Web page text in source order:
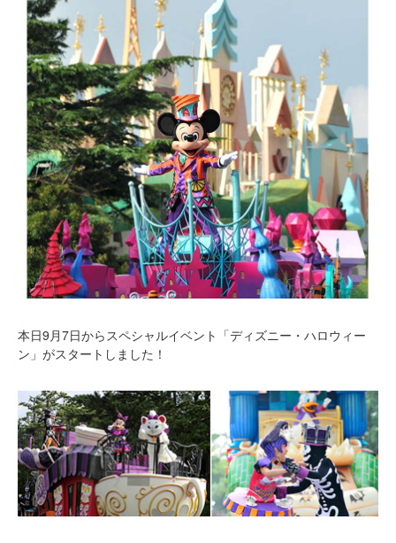
本日9月7日からスペシャルイベント「ディズニー・ハロウィー
ン」がスタートしました！